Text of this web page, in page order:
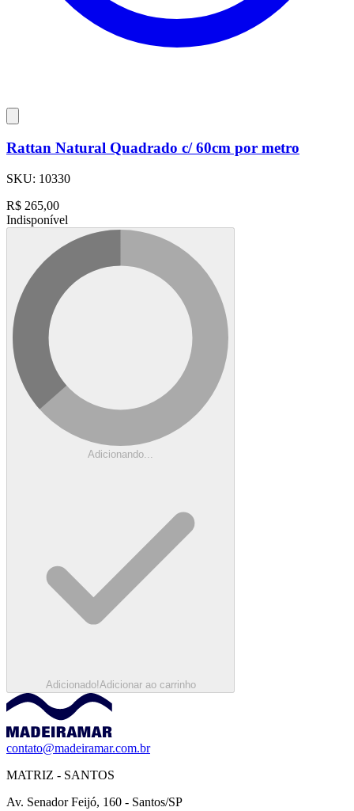
Rattan Natural Quadrado c/ 60cm por metro
SKU: 10330
R$ 265,00
Indisponível
Adicionando...
Adicionado!Adicionar ao carrinho
contato@madeiramar.com.br
MATRIZ - SANTOS
Av. Senador Feijó, 160 - Santos/SP